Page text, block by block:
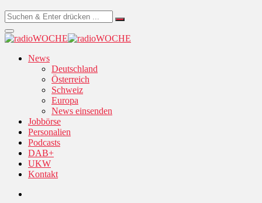
News
Deutschland
Österreich
Schweiz
Europa
News einsenden
Jobbörse
Personalien
Podcasts
DAB+
UKW
Kontakt